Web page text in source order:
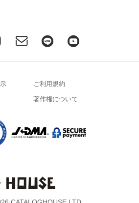
ご利用規約
著作権について